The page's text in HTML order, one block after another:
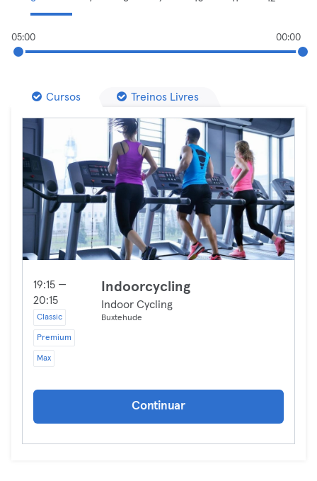
05:00 00:00
Cursos Treinos Livres
19:15 —
20:15
Classic
Premium
Max
Indoorcycling
Indoor Cycling
Buxtehude
Continuar